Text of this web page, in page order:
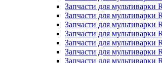
Запчасти для мультиварки
Запчасти для мультиварки
Запчасти для мультиварки
Запчасти для мультиварки
Запчасти для мультиварки
Запчасти для мультиварки
Запчасти для мультиварки